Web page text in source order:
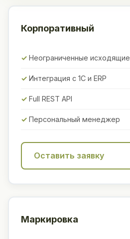
Корпоративный
Неограниченные исходящие
Интеграция с 1С и ERP
Full REST API
Персональный менеджер
Оставить заявку
Маркировка